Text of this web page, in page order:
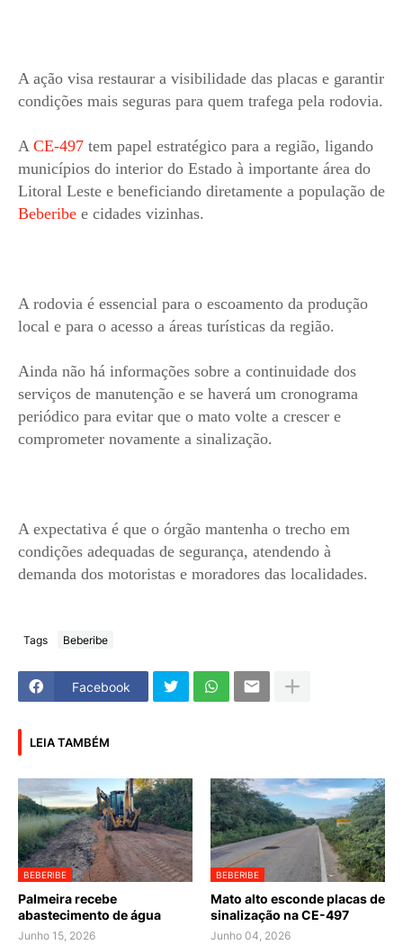
A ação visa restaurar a visibilidade das placas e garantir
condições mais seguras para quem trafega pela rodovia.
A CE-497 tem papel estratégico para a região, ligando
municípios do interior do Estado à importante área do
Litoral Leste e beneficiando diretamente a população de
Beberibe e cidades vizinhas.
A rodovia é essencial para o escoamento da produção
local e para o acesso a áreas turísticas da região.
Ainda não há informações sobre a continuidade dos
serviços de manutenção e se haverá um cronograma
periódico para evitar que o mato volte a crescer e
comprometer novamente a sinalização.
A expectativa é que o órgão mantenha o trecho em
condições adequadas de segurança, atendendo à
demanda dos motoristas e moradores das localidades.
Tags Beberibe
Facebook
LEIA TAMBÉM
BEBERIBE
Palmeira recebe
abastecimento de água
Junho 15, 2026
BEBERIBE
Mato alto esconde placas de
sinalização na CE-497
Junho 04, 2026